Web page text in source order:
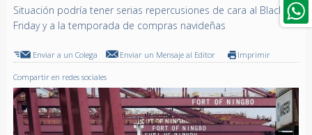
Situación podría tener serias repercusiones de cara al Black
Friday y a la temporada de compras navideñas
Enviar a un Colega Enviar un Mensaje al Editor Imprimir
Compartir en redes sociales